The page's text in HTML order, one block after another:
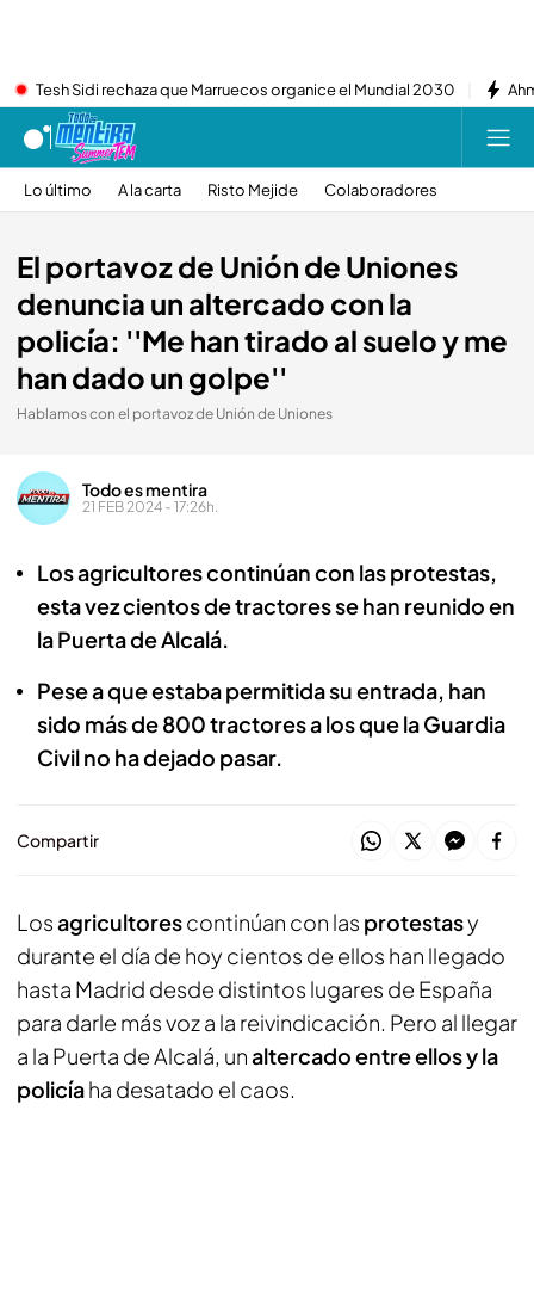
Tesh Sidi rechaza que Marruecos organice el Mundial 2030
Lo último A la carta Risto Mejide Colaboradores
El portavoz de Unión de Uniones
denuncia un altercado con la
policía: ''Me han tirado al suelo y me
han dado un golpe''
Hablamos con el portavoz de Unión de Uniones
Todo es mentira
21 FEB 2024 - 17:26h.
Los agricultores continúan con las protestas,
esta vez cientos de tractores se han reunido en
la Puerta de Alcalá.
Pese a que estaba permitida su entrada, han
sido más de 800 tractores a los que la Guardia
Civil no ha dejado pasar.
Compartir
Losagricultorescontinúan con las protestasy
durante el día de hoy cientos de ellos han llegado
hasta Madrid desde distintos lugares de España
para darle más voz a la reivindicación. Pero al llegar
a la Puerta de Alcalá, unaltercado entre ellos y la
policíaha desatado el caos.